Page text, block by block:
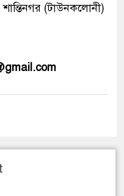
(টাউনকলোনী)